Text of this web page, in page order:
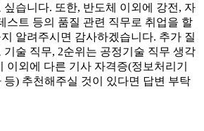
습니다. 또한, 반도체 이외에 강전, 자
스트 등의 품질 관련 직무로 취업을 할
알려주시면 감사하겠습니다. 추가 질
기술 직무, 2순위는 공정기술 직무 생각
이외에 다른 기사 자격증(정보처리기
) 추천해주실 것이 있다면 답변 부탁